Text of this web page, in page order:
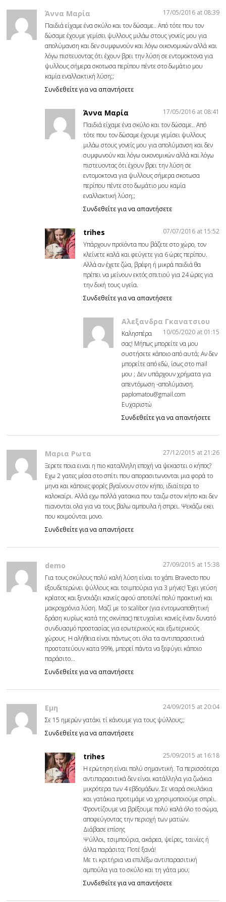
Άννα Μαρία
17/05/2016 at 08:39
Παιδιά είχαμε ένα σκύλο και τον δώσαμε.. Από τότε που τον
δώσαμε έχουμε γεμίσει ψυλλους μιλάω στους γονείς μου για
απολύμανση και δεν συμφωνούν και λόγω οικονομικών αλλά και
λόγω πιστευοντας ότι έχουν βρει την λύση σε εντομοκτονα για
ψυλλους σήμερα σκοτωσα περίπου πέντε στο δωμάτιο μου
καμία εναλλακτική λύση;;
Συνδεθείτε για να απαντήσετε
Άννα Μαρία
17/05/2016 at 08:41
Παιδιά είχαμε ένα σκύλο και τον δώσαμε.. Από
τότε που τον δώσαμε έχουμε γεμίσει ψυλλους
μιλάω στους γονείς μου για απολύμανση και δεν
συμφωνούν και λόγω οικονομικών αλλά και λόγω
πιστευοντας ότι έχουν βρει την λύση σε
εντομοκτονα για ψυλλους σήμερα σκοτωσα
περίπου πέντε στο δωμάτιο μου καμία
εναλλακτική λύση;;
Συνδεθείτε για να απαντήσετε
trihes
07/07/2016 at 15:52
Υπάρχουν προϊόντα που βάζετε στο χώρο, τον
κλείνετε καλά και φεύγετε για 6 ώρες περίπου.
Αλλά αν έχετε ζώα, βρέφη ή μικρά παιδιά θα
πρέπει να μείνουν εκτός σπιτιού για 24 ώρες για
την δική τους υγεία.
Συνδεθείτε για να απαντήσετε
Αλεξανδρα Γκανατσιου
10/05/2020 at 01:15
Καλησπέρα
σας! Μήπως μπορείτε να μου
συστήσετε κάποιο από αυτά; Αν δεν
μπορείτε από εδώ, ίσως στο mail
μου ; Δεν υπάρχουν χρήματα για
απεντόμωση -απολύμανση.
paplomatou@gmail.com
Ευχαριστώ
Συνδεθείτε για να απαντήσετε
Μαρια Ρωτα
27/12/2015 at 21:26
Ξερετε ποια ειναι η πιο καταλληλη εποχή να ψεκαστει ο κήπος?
Εχω 2 γατες μέσα στο σπίτι που απορασιτωνονται μια φορά το
μηνα και κάποιες φορές βγαίνουν στον κήπο, ιδιαίτερα το
καλοκαίρι. Αλλά εχω πολλά γατακια που ταιζω στον κήπο και δεν
πιανονται ολα για να τους βαλω αμπουλα ή σπρει. Ψεκάζω εκει
που κοιμούνται μονο.
Συνδεθείτε για να απαντήσετε
demo
27/09/2015 at 15:38
Για τους σκύλους πολύ καλή λύση είναι το χάπι Bravecto που
εξουδετερώνει ψύλλους και τσιμπούρια για 3 μήνες! Έχει γεύση
κρέατος και ξενοιάζει κανείς αφού αποτελεί πολύ πρακτική και
μακροχρόνια λύση. Μαζί με το scalibor (για εντομωαποθητική
δράση κυρίως κατά της σκνίπας) πετυχαίνει κανείς έναν δυνατό
συνδυασμό προστασίας για εσωτερικούς και εξωτερικούς
χώρους. Η αλήθεια είναι πάντως οτι όλα τα αντιπαρασιτικά
προστατεύουν κατα 99%, μπορεί πάντα να ξεφύγει κάποιο
παράσιτο…
Συνδεθείτε για να απαντήσετε
Εμη
24/09/2015 at 20:04
Σε 15 ημερών γατάκι τί κάνουμε για τους ψύλλους;;
Συνδεθείτε για να απαντήσετε
trihes
25/09/2015 at 16:18
Η ερώτηση είναι πολύ σημαντική. Τα περισσότερα
αντιπαρασιτικά δεν είναι κατάλληλα για ζωάκια
μικρότερα των 4 εβδομάδων. Σε νεαρά σκυλάκια
και γατάκια προτιμάμε να χρησιμοποιούμε σπρέι.
Φροντίζουμε να βρέξουμε πολύ καλά όλο το σώμα,
αποφεύγοντας την περιοχή των ματιών.
Διάβασε επίσης
Ψύλλοι, τσιμπούρια, ακάρεα, ψείρες, ταινίες ή
άλλα παράσιτα; Ποτέ ξανά!
Με τι κριτήρια να επιλέξω αντιπαρασιτική
αμπούλα για το σκύλο και τη γάτα μου;
Συνδεθείτε για να απαντήσετε